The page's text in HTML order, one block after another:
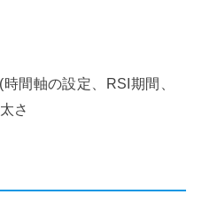
(時間軸の設定、RSI期間、
さ